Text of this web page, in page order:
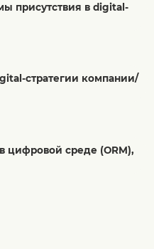
присутствия в digital-
стратегии компании/
цифровой среде (ORM),